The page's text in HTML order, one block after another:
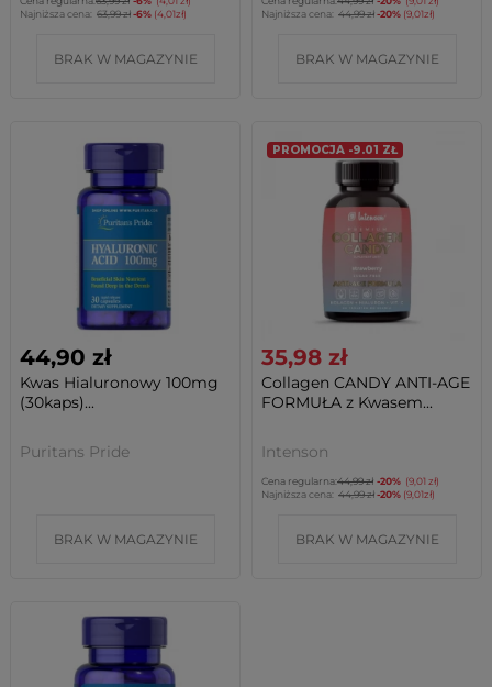
Najniższa cena: 63,99 zł-6% (4,01zł)
BRAK W MAGAZYNIE
Najniższa cena: 44,99 zł-20% (9,01zł)
BRAK W MAGAZYNIE
44,90 zł
Kwas Hialuronowy 100mg
(30kaps)...
Puritans Pride
BRAK W MAGAZYNIE
PROMOCJA -9.01 ZŁ
35,98 zł
Collagen CANDY ANTI-AGE
FORMUŁA z Kwasem...
Intenson
Cena regularna:44,99 zł -20% (9,01 zł)
Najniższa cena: 44,99 zł-20% (9,01zł)
BRAK W MAGAZYNIE